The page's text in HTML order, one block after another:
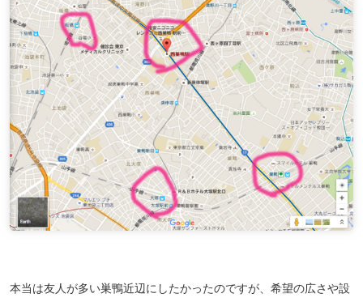
本当は友人が多い巣鴨近辺にしたかったのですが、希望の広さや設